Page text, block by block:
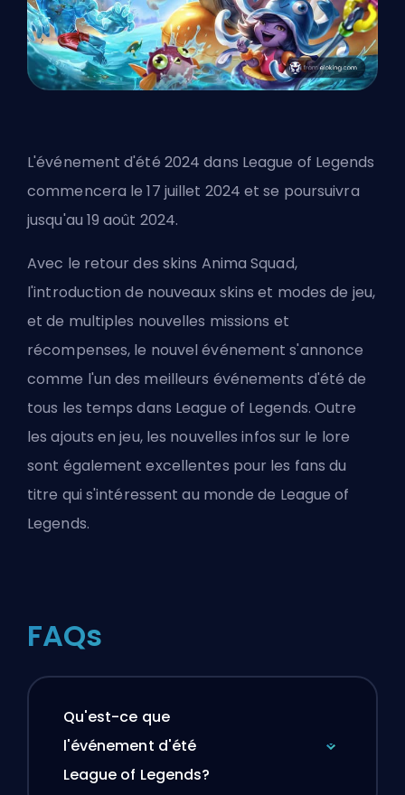
L'événement d'été 2024 dans League of Legends
commencera le 17 juillet 2024 et se poursuivra
jusqu'au 19 août 2024.
Avec le retour des skins Anima Squad,
l'introduction de nouveaux skins et modes de jeu,
et de multiples nouvelles missions et
récompenses, le nouvel événement s'annonce
comme l'un des meilleurs événements d'été de
tous les temps dans League of Legends. Outre
les ajouts en jeu, les nouvelles infos sur le lore
sont également excellentes pour les fans du
titre qui s'intéressent au monde de League of
Legends.
FAQs
Qu'est-ce que
l'événement d'été
League of Legends?